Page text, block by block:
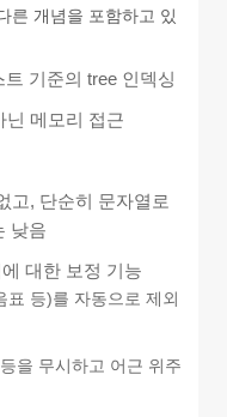
른 개념을 포함하고 있
기준의 tree 인덱싱
닌 메모리 접근
고, 단순히 문자열로
낮음
대한 보정 기능
등)를 자동으로 제외
을 무시하고 어근 위주